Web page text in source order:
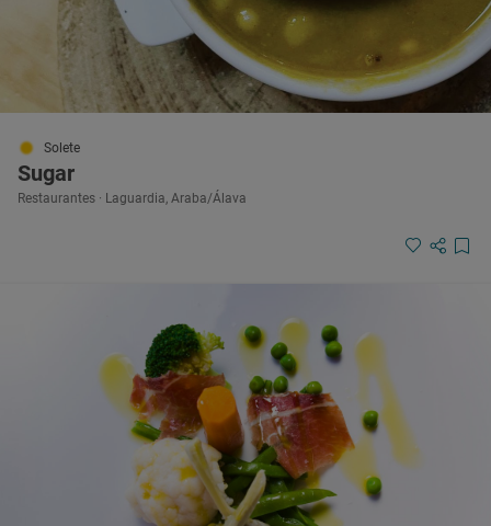
Solete
Sugar
Restaurantes · Laguardia, Araba/Álava